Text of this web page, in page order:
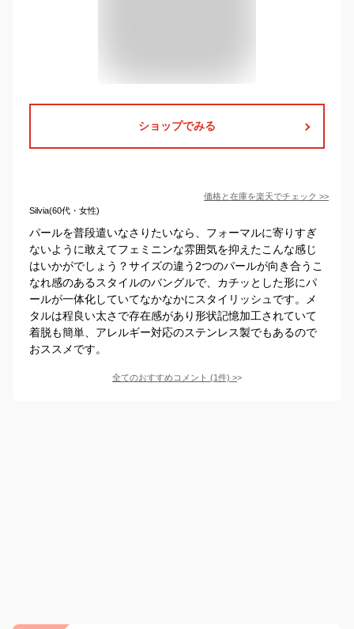
ショップでみる
価格と在庫を楽天でチェック >>
Silvia(60代・女性)
パールを普段遣いなさりたいなら、フォーマルに寄りすぎ
ないように敢えてフェミニンな雰囲気を抑えたこんな感じ
はいかがでしょう？サイズの違う2つのパールが向き合うこ
なれ感のあるスタイルのバングルで、カチッとした形にパ
ールが一体化していてなかなかにスタイリッシュです。メ
タルは程良い太さで存在感があり形状記憶加工されていて
着脱も簡単、アレルギー対応のステンレス製でもあるので
おススメです。
全てのおすすめコメント (1件) >